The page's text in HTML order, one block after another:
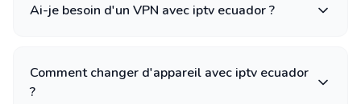
Ai-je besoin d'un VPN avec iptv ecuador ?
Comment changer d'appareil avec iptv ecuador
?